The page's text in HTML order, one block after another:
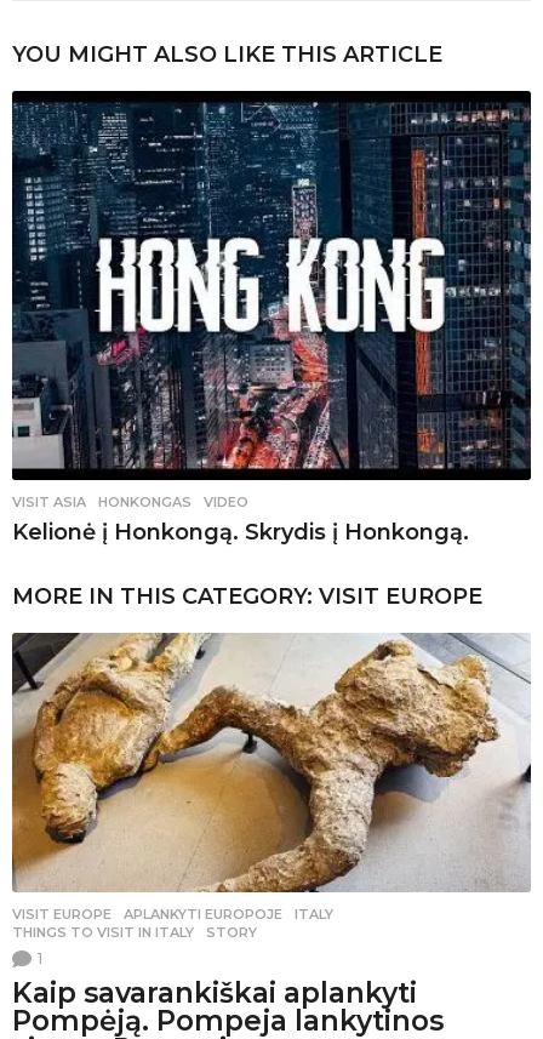
YOU MIGHT ALSO LIKE THIS ARTICLE
VISIT ASIA HONKONGAS ,VIDEO
Kelionė į Honkongą. Skrydis į Honkongą.
MORE IN THIS CATEGORY: VISIT EUROPE
VISIT EUROPE APLANKYTI EUROPOJE ,ITALY
THINGS TO VISIT IN ITALY
,STORY
1
Kaip savarankiškai aplankyti
Pompėją. Pompeja lankytinos